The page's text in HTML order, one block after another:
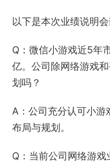
以下是本次业绩说明
Q：微信小游戏近5年
亿。公司除网络游戏
划吗？
A：公司充分认可小游
布局与规划。
Q：当前公司网络游戏